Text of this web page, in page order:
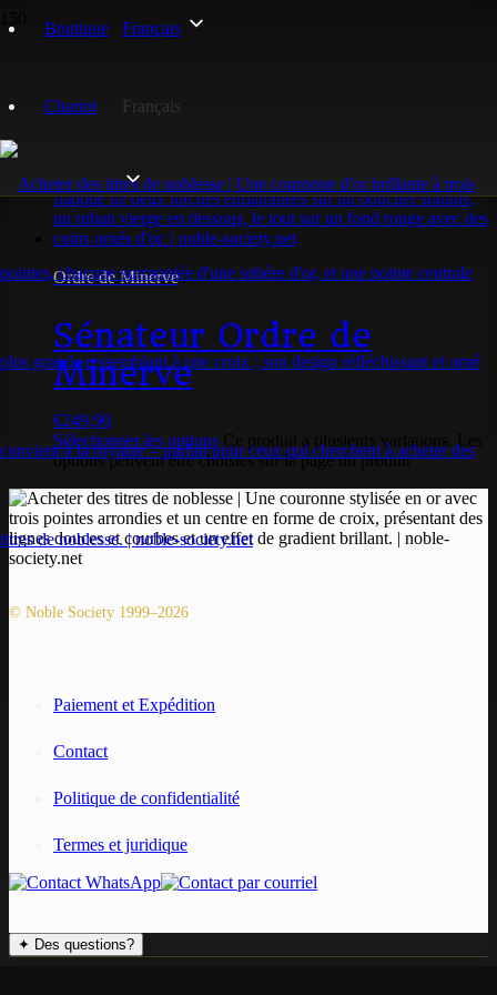
Boutique
Chariot
Français
Français
Voici le seul résultat
Ordre de Minerve
Sénateur Ordre de
Minerve
€249,90
Sélectionner les options
Ce produit a plusieurs variations. Les
options peuvent être choisies sur la page du produit
© Noble Society 1999–2026
Paiement et Expédition
Contact
Politique de confidentialité
Termes et juridique
✦ Des questions?